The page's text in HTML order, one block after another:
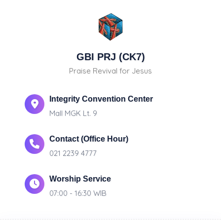
GBI PRJ (CK7)
Praise Revival for Jesus
Integrity Convention Center
Mall MGK Lt. 9
Contact (Office Hour)
021 2239 4777
Worship Service
07:00 - 16:30 WIB